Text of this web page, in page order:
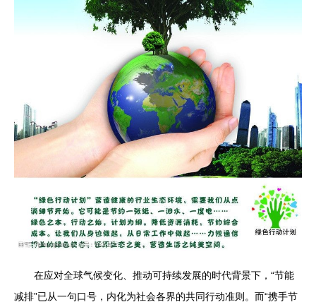
在应对全球气候变化、推动可持续发展的时代背景下，“节能
减排”已从一句口号，内化为社会各界的共同行动准则。而“携手节